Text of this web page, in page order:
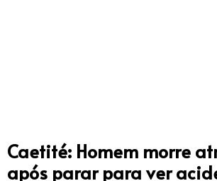
Caetité: Homem morre
após parar para ver